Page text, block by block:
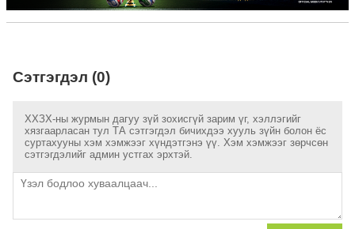
Сэтгэгдэл (0)
ХХЗХ-ны журмын дагуу зүй зохисгүй зарим үг, хэллэгийг
хязгаарласан тул ТА сэтгэгдэл бичихдээ хууль зүйн болон ёс
суртахууны хэм хэмжээг хүндэтгэнэ үү. Хэм хэмжээг зөрчсөн
сэтгэгдэлийг админ устгах эрхтэй.